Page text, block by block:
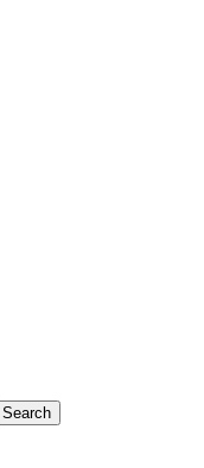
Search